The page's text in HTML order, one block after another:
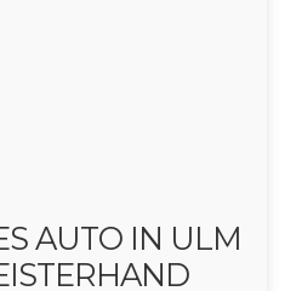
AUTO IN ULM